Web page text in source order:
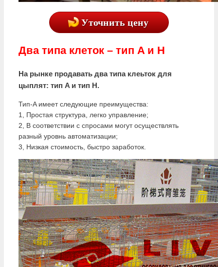
Уточнить цену
Два типа клеток – тип A и H
На рынке продавать два типа клеьток для
цыплят: тип A и тип H.
Тип-A имеет следующие преимущества:
1, Простая структура, легко управление;
2, В соответствии с спросами могут осуществлять
разный уровнь автоматизации;
3, Низкая стоимость, быстро заработок.